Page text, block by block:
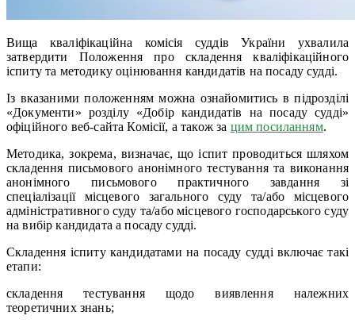
Вища кваліфікаційна комісія суддів України ухвалила
затвердити Положення про складення кваліфікаційного
іспиту та методику оцінювання кандидатів на посаду судді.
Із вказаними положенням можна ознайомитись в підрозділі
«Документи» розділу «Добір кандидатів на посаду судді»
офіційного веб-сайта Комісії, а також за цим посиланням.
Методика, зокрема, визначає, що іспит проводиться шляхом
складення письмового анонімного тестування та виконання
анонімного письмового практичного завдання зі
спеціалізації місцевого загального суду та/або місцевого
адміністративного суду та/або місцевого господарського суду
на вибір кандидата а посаду судді.
Складення іспиту кандидатами на посаду судді включає такі
етапи:
складення тестування щодо виявлення належних
теоретичних знань;